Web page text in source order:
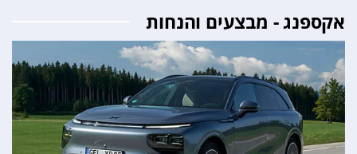
אקספנג - מבצעים והנחות